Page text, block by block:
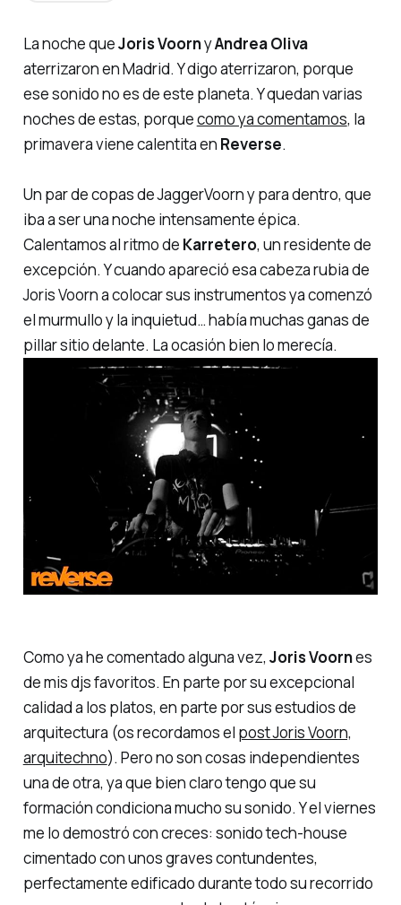
La noche queJoris VoornyAndrea Oliva
aterrizaron en Madrid. Y digo aterrizaron, porque
ese sonido no es de este planeta. Y quedan varias
noches de estas, porquecomo ya comentamos, la
primavera viene calentita en Reverse.
Un par de copas deJaggerVoorny para dentro, que
iba a ser una noche intensamente épica.
Calentamos al ritmo de Karretero, un residente de
excepción. Y cuando apareció esa cabeza rubia de
Joris Voorn a colocar sus instrumentos ya comenzó
el murmullo y la inquietud… había muchas ganas de
pillar sitio delante. La ocasión bien lo merecía.
Como ya he comentado alguna vez, Joris Voornes
de mis djs favoritos. En parte por su excepcional
calidad a los platos, en parte por sus estudios de
arquitectura (os recordamos el post Joris Voorn,
arquitechno). Pero no son cosas independientes
una de otra, ya que bien claro tengo que su
formación condiciona mucho su sonido. Y el viernes
me lo demostró con creces: sonidotech-house
cimentado con unos graves contundentes,
perfectamente edificado durante todo su recorrido